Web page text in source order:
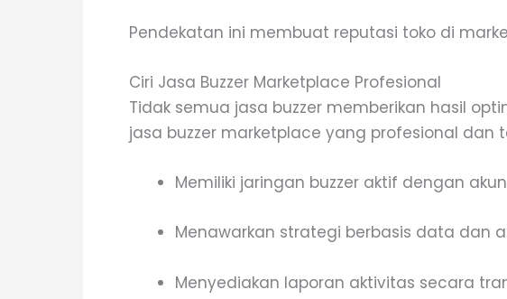
Pendekatan ini membuat reputasi toko di
Ciri Jasa Buzzer Marketplace Profesional
Tidak semua jasa buzzer memberikan hasil
jasa buzzer marketplace yang profesional dan
Memiliki jaringan buzzer aktif dengan
Menawarkan strategi berbasis data dan
Menyediakan laporan aktivitas secara